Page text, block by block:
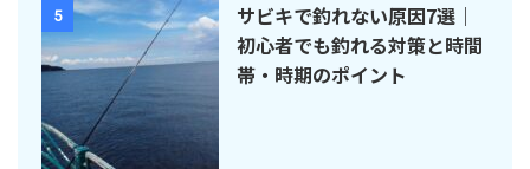
5
サビキで釣れない原因7選｜
初心者でも釣れる対策と時間
帯・時期のポイント